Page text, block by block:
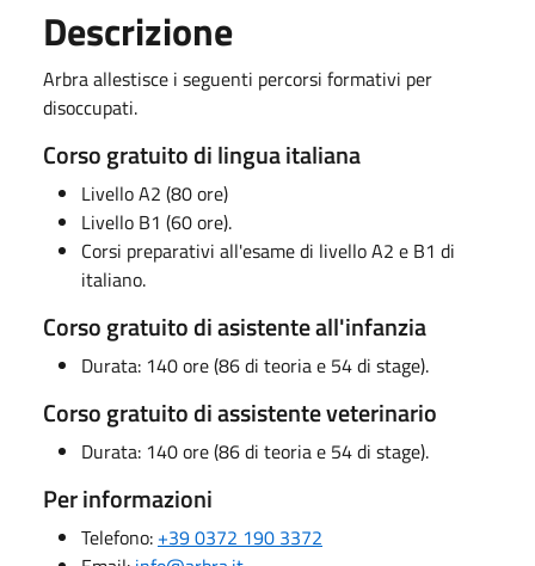
Descrizione
Arbra allestisce i seguenti percorsi formativi per
disoccupati.
Corso gratuito di lingua italiana
Livello A2 (80 ore)
Livello B1 (60 ore).
Corsi preparativi all'esame di livello A2 e B1 di
italiano.
Corso gratuito di asistente all'infanzia
Durata: 140 ore (86 di teoria e 54 di stage).
Corso gratuito di assistente veterinario
Durata: 140 ore (86 di teoria e 54 di stage).
Per informazioni
Telefono: +39 0372 190 3372